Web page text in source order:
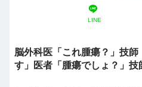
LINE
脳外科医「これ腫瘍？」技
す」医者「腫瘍でしょ？」技